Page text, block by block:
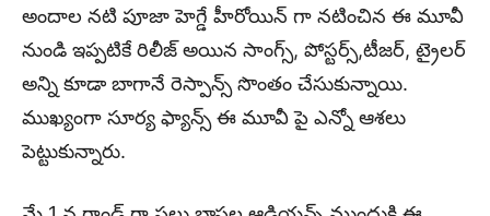
అందాల నటి పూజా హెగ్డే హీరోయిన్ గా నటించిన ఈ మూవీ
నుండి ఇప్పటికే రిలీజ్ అయిన సాంగ్స్, పోస్టర్స్,టీజర్, ట్రైలర్
అన్ని కూడా బాగానే రెస్పాన్స్ సొంతం చేసుకున్నాయి.
ముఖ్యంగా సూర్య ఫ్యాన్స్ ఈ మూవీ పై ఎన్నో ఆశలు
పెట్టుకున్నారు.